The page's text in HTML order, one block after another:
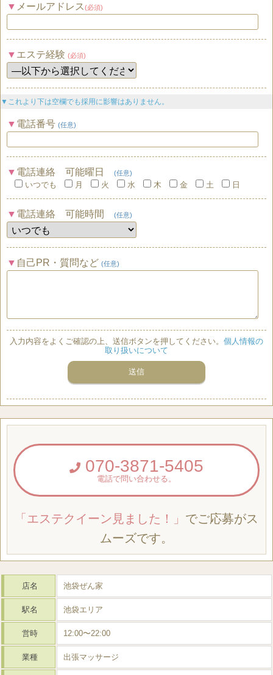
メールアドレス (必須)
エステ経験 (必須)
▼これより下は空欄でも採用に影響はありません。
電話番号 (任意)
電話連絡 可能曜日 (任意)
いつでも 月 火 水 木 金 土 日
電話連絡 可能時間 (任意)
自己PR・質問など (任意)
入力内容をよくご確認の上、送信ボタンを押してください。 個人情報の
取り扱いについて
070-3871-5405
電話で問い合わせる。
「エステクイーン見ました！」 でご応募がス
ムーズです。
店名 池袋ぜん家
駅名 池袋エリア
営時 12:00〜22:00
業種 出張マッサージ